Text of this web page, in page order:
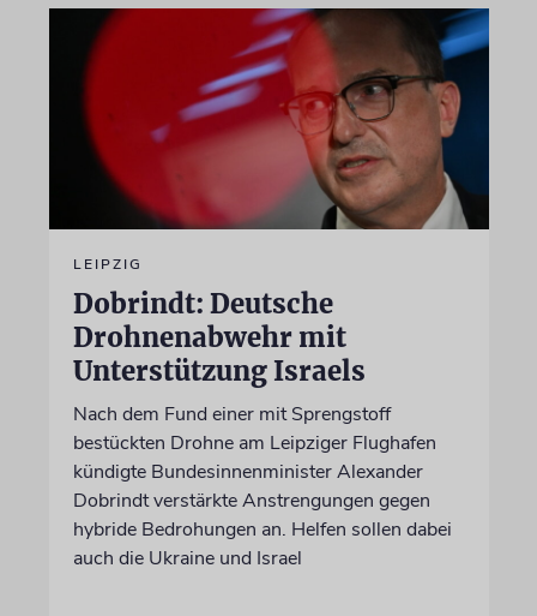
LEIPZIG
Dobrindt: Deutsche
Drohnenabwehr mit
Unterstützung Israels
Nach dem Fund einer mit Sprengstoff
bestückten Drohne am Leipziger Flughafen
kündigte Bundesinnenminister Alexander
Dobrindt verstärkte Anstrengungen gegen
hybride Bedrohungen an. Helfen sollen dabei
auch die Ukraine und Israel